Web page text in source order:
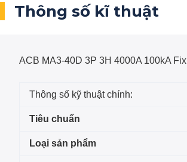
Thông số kĩ thuật
ACB MA3-40D 3P 3H 4000A 100kA Fix
Thông số kỹ thuật chính:
Tiêu chuẩn
Loại sản phẩm